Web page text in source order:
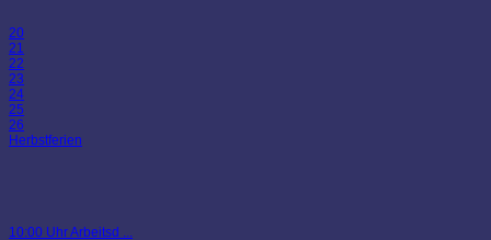
20
21
22
23
24
25
26
Herbstferien
10:00 Uhr Arbeitsd ...